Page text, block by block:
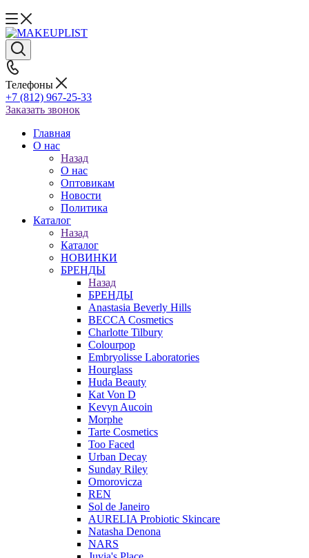
Телефоны
+7 (812) 967-25-33
Заказать звонок
Главная
О нас
Назад
О нас
Оптовикам
Новости
Политика
Каталог
Назад
Каталог
НОВИНКИ
БРЕНДЫ
Назад
БРЕНДЫ
Anastasia Beverly Hills
BECCA Cosmetics
Charlotte Tilbury
Colourpop
Embryolisse Laboratories
Hourglass
Huda Beauty
Kat Von D
Kevyn Aucoin
Morphe
Tarte Cosmetics
Too Faced
Urban Decay
Sunday Riley
Omorovicza
REN
Sol de Janeiro
AURELIA Probiotic Skincare
Natasha Denona
NARS